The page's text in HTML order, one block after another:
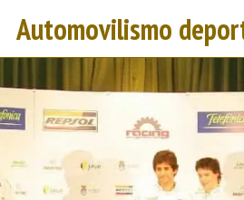
Automovilismo